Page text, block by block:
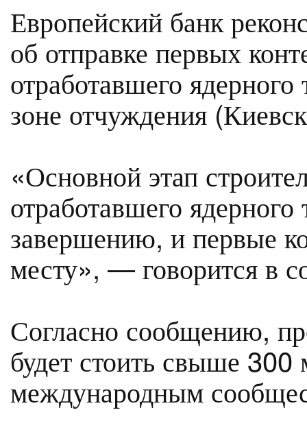
Европейский банк
об отправке первых
отработавшего
зоне отчуждения
«Основной этап
отработавшего ядерного
завершению, и первые
месту», — говорится в
Согласно сообщению,
будет стоить свыше
международным